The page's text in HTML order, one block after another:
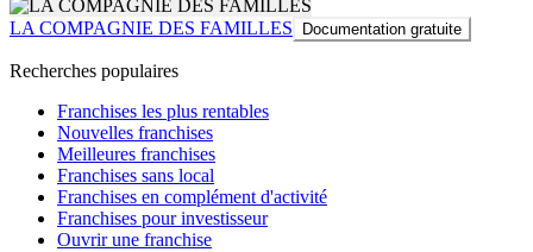
LA COMPAGNIE DES FAMILLES Documentation gratuite
Recherches populaires
Franchises les plus rentables
Nouvelles franchises
Meilleures franchises
Franchises sans local
Franchises en complément d'activité
Franchises pour investisseur
Ouvrir une franchise